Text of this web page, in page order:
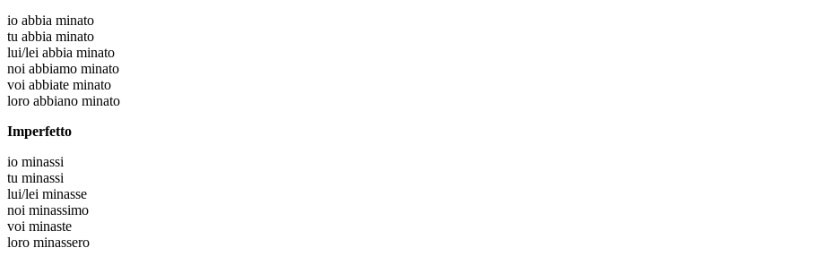
io abbia minato
tu abbia minato
lui/lei abbia minato
noi abbiamo minato
voi abbiate minato
loro abbiano minato
Imperfetto
io minassi
tu minassi
lui/lei minasse
noi minassimo
voi minaste
loro minassero